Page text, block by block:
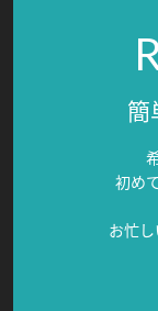
簡
初め
お忙し